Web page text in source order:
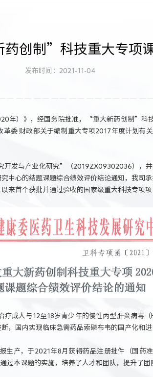
创制”科技重大专项
发布时间：2021-11-04
年）》，经国务院批准，“重大新药创制”科
委 财政部关于编制重大专项2017年度计划有
发与产业化研究”（2019ZX09302036），并
中心的结题课题综合绩效评价结论通知，我司
来首个获批并通过验收的国家级重大科技专项项
成人与12至18岁青少年的慢性丙型肝炎病毒
，国内实现临床急需药品索磷布韦的国产化和进
生产，于2021年8月获得药品注册批件（国药
本课题的实施，培养了人才和团队，提升了团